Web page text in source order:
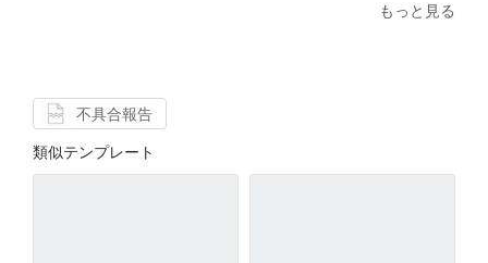
もっと見る
不具合報告
類似テンプレート